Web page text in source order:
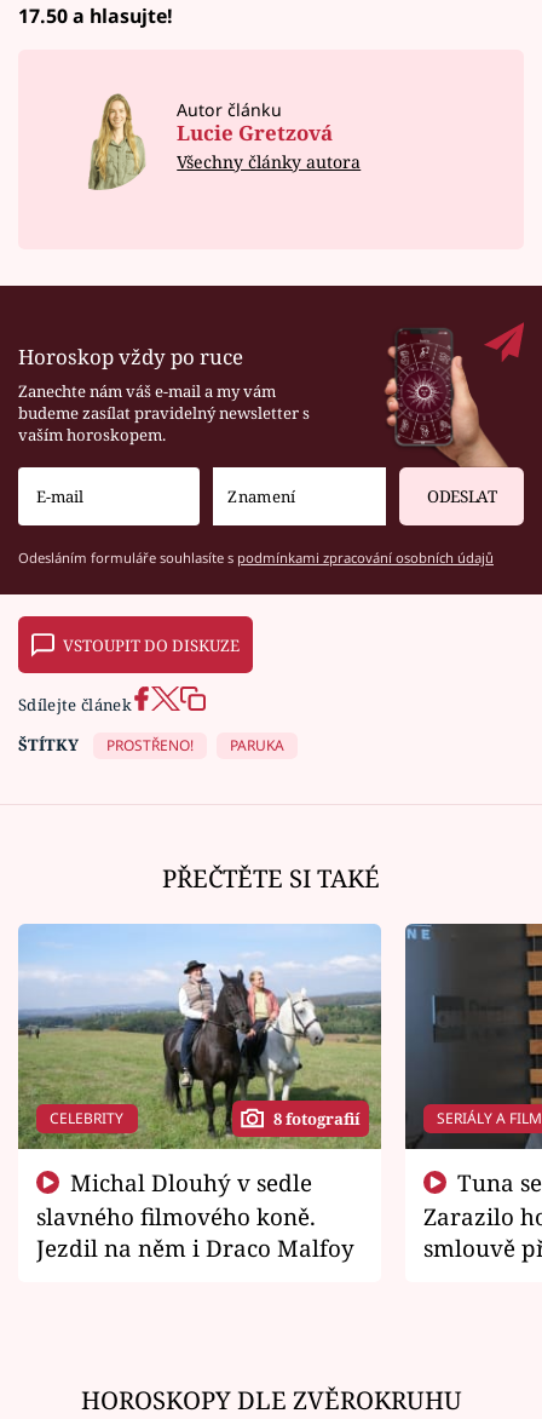
17.50 a hlasujte!
Autor článku
Lucie Gretzová
Všechny články autora
Horoskop vždy po ruce
Zanechte nám váš e-mail a my vám
budeme zasílat pravidelný newsletter s
vaším horoskopem.
ODESLAT
Odesláním formuláře souhlasíte s podmínkami zpracování osobních údajů
VSTOUPIT DO DISKUZE
Sdílejte článek
ŠTÍTKY
PROSTŘENO! PARUKA
PŘEČTĚTE SI TAKÉ
CELEBRITY 8 fotografií
slavného filmového koně.
Jezdil na něm i Draco Malfoy
SERIÁLY A
Zarazilo
smlouvě
HOROSKOPY DLE ZVĚROKRUHU